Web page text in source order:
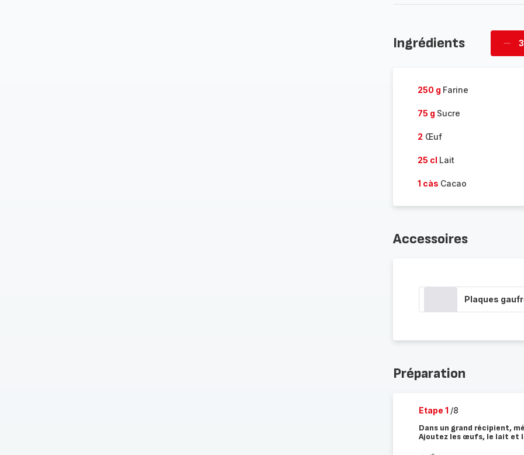
Ingrédients
250 g Farine
75 g Sucre
2 Œuf
25 cl Lait
1 càs Cacao
Accessoires
Plaques
Préparation
Etape 1 /8
Dans un grand récipient,
Ajoutez les œufs, le lait et